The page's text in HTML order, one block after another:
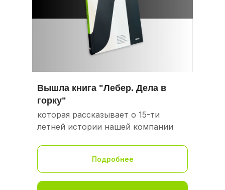
Вышла книга "Лебер. Дела в
горку"
Подробнее
которая рассказывает о 15-ти
летней истории нашей компании